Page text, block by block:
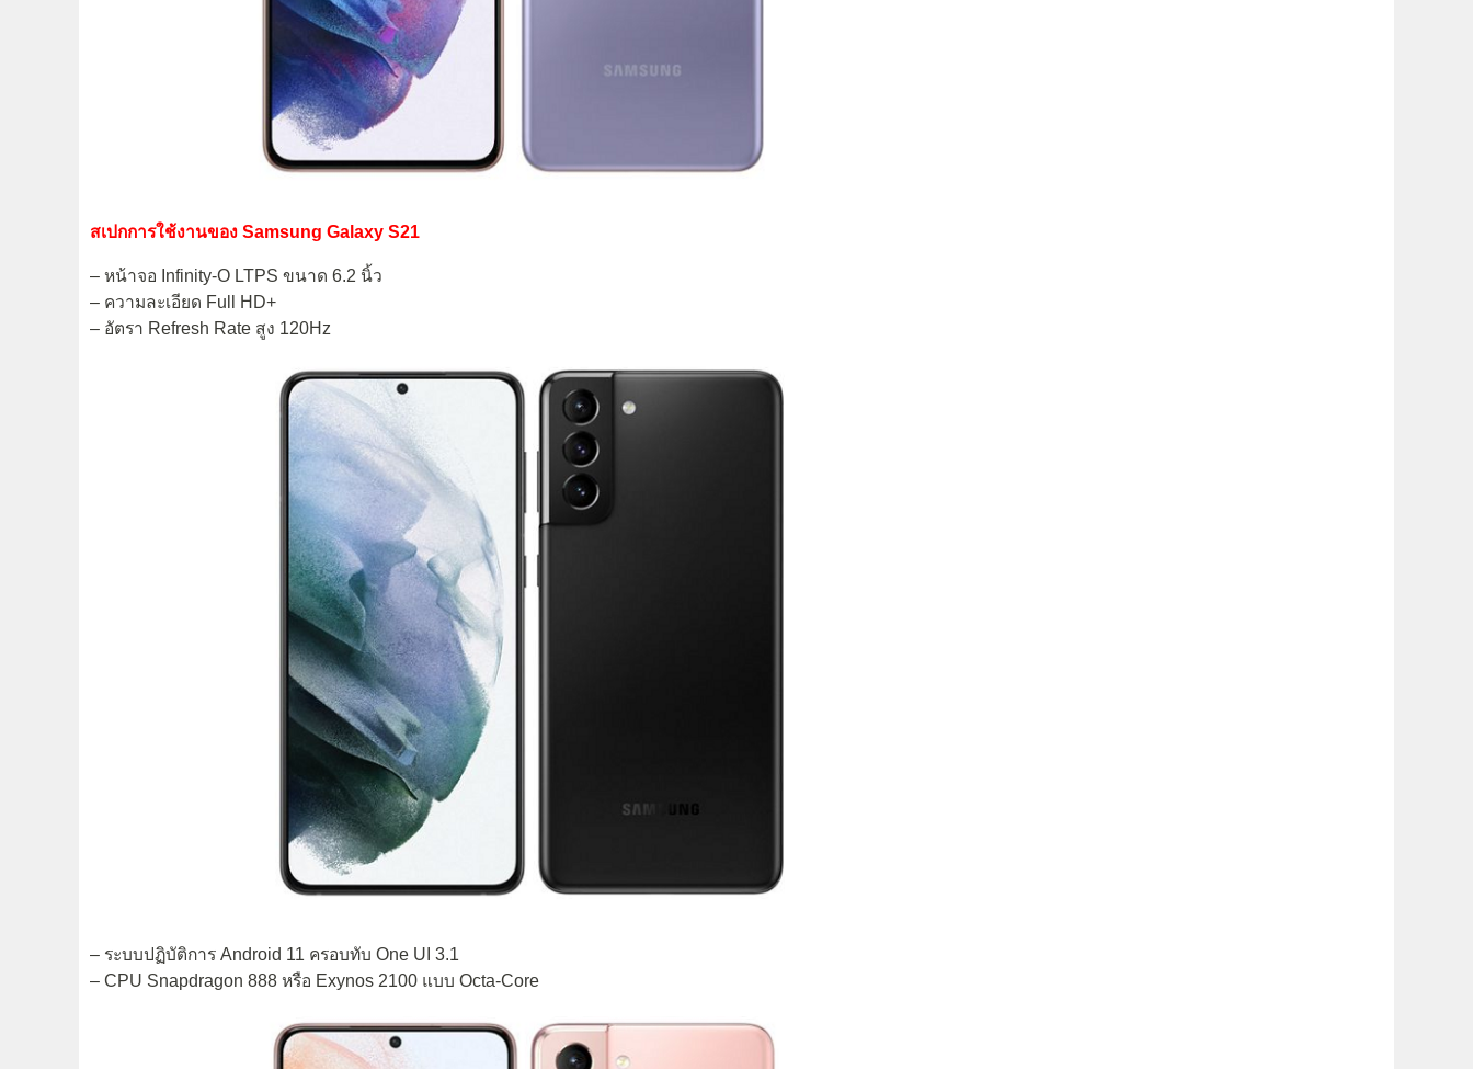
สเปกการใช้งานของ Samsung Galaxy S21
– หน้าจอ Infinity-O LTPS ขนาด 6.2 นิ้ว
– ความละเอียด Full HD+
– อัตรา Refresh Rate สูง 120Hz
– ระบบปฏิบัติการ Android 11 ครอบทับ One UI 3.1
– CPU Snapdragon 888 หรือ Exynos 2100 แบบ Octa-Core